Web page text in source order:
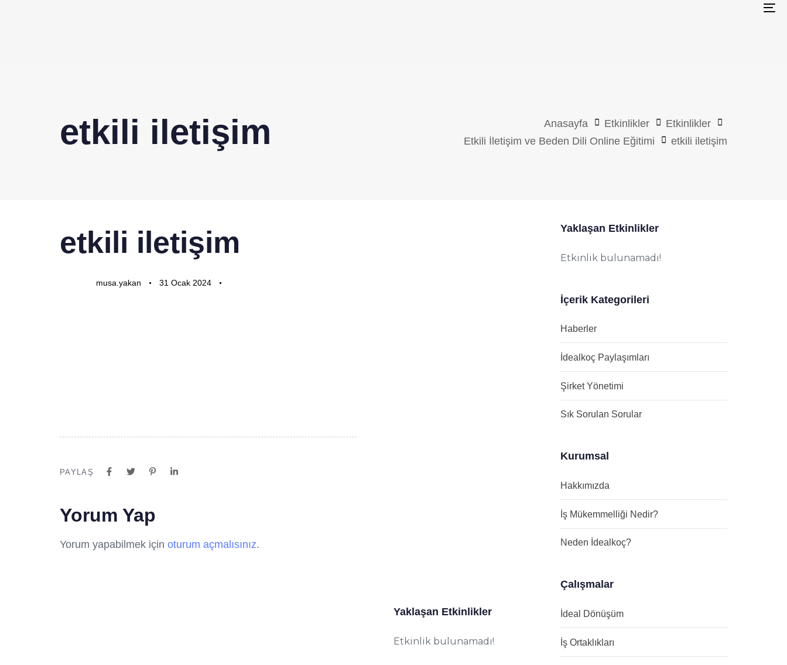
etkili iletişim Anasayfa Etkinlikler
Etkinlikler
Etkili İletişim ve Beden Dili Online Eğitimi
etkili iletişim
etkili iletişim
musa.yakan 31 Ocak 2024
PAYLAŞ
Yorum Yap
Yorum yapabilmek için oturum açmalısınız.
Yaklaşan Etkinlikler
Etkinlik bulunamadı!
Yaklaşan Etkinlikler
Etkinlik bulunamadı!
İçerik Kategorileri
Haberler
İdealkoç Paylaşımları
Şirket Yönetimi
Sık Sorulan Sorular
Kurumsal
Hakkımızda
İş Mükemmelliği Nedir?
Neden İdealkoç?
Çalışmalar
İdeal Dönüşüm
İş Ortaklıkları